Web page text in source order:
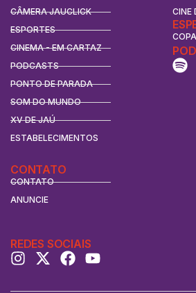
CÂMERA JAUCLICK
ESPORTES
CINEMA - EM CARTAZ
PODCASTS
PONTO DE PARADA
SOM DO MUNDO
XV DE JAÚ
ESTABELECIMENTOS
CINE
CONTATO
CONTATO
ANUNCIE
REDES SOCIAIS